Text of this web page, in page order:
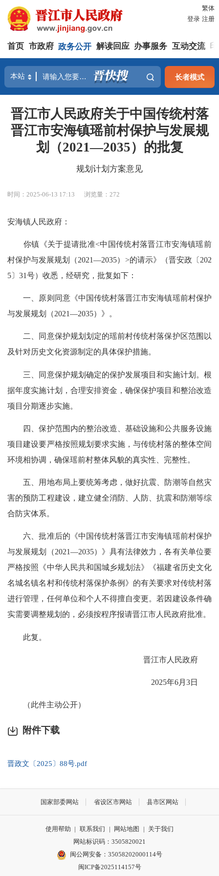
繁体
登录 注册
首页 市政府 政务公开 解读回应 办事服务 互动交流
长者模式
晋江市人民政府关于中国传统村落
晋江市安海镇瑶前村保护与发展规
划（2021—2035）的批复
规划计划方案意见
时间：2025-06-13 17:13 浏览量：272
安海镇人民政府：
你镇《关于提请批准<中国传统村落晋江市安海镇瑶前
村保护与发展规划（2021—2035）>的请示》（晋安政〔202
5〕31号）收悉，经研究，批复如下：
一、原则同意《中国传统村落晋江市安海镇瑶前村保护
与发展规划（2021—2035）》。
二、同意保护规划划定的瑶前村传统村落保护区范围以
及针对历史文化资源制定的具体保护措施。
三、同意保护规划确定的保护发展项目和实施计划。根
据年度实施计划，合理安排资金，确保保护项目和整治改造
项目分期逐步实施。
四、保护范围内的整治改造、基础设施和公共服务设施
项目建设要严格按照规划要求实施，与传统村落的整体空间
环境相协调，确保瑶前村整体风貌的真实性、完整性。
五、用地布局上要统筹考虑，做好抗震、防潮等自然灾
害的预防工程建设，建立健全消防、人防、抗震和防潮等综
合防灾体系。
六、批准后的《中国传统村落晋江市安海镇瑶前村保护
与发展规划（2021—2035）》具有法律效力，各有关单位要
严格按照《中华人民共和国城乡规划法》《福建省历史文化
名城名镇名村和传统村落保护条例》的有关要求对传统村落
进行管理，任何单位和个人不得擅自变更。若因建设条件确
实需要调整规划的，必须按程序报请晋江市人民政府批准。
此复。
晋江市人民政府
2025年6月3日
（此件主动公开）
附件下载
晋政文〔2025〕88号.pdf
国家部委网站 省设区市网站 县市区网站
使用帮助 | 联系我们 | 网站地图 | 关于我们
网站标识码：3505820021
闽公网安备：35058202000114号
闽ICP备2025114157号